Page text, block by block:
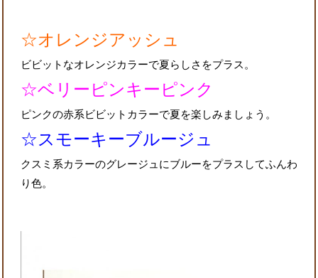
☆オレンジアッシュ
ビビットなオレンジカラーで夏らしさをプラス。
☆ベリーピンキーピンク
ピンクの赤系ビビットカラーで夏を楽しみましょう。
☆スモーキーブルージュ
クスミ系カラーのグレージュにブルーをプラスしてふんわ
り色。